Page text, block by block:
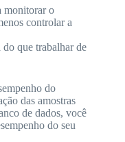
monitorar o
controlar a
do que trabalhar de
do
das amostras
de dados, você
do seu